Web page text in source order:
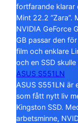
fortfarande klarar
Mint 22.2 ”Zara”.
NVIDIA GeForce
GB passar den
film och enklare
och en SSD
ASUS S551LN
ASUS S551LN är
som fått nytt liv
Kingston SSD.
arbetsminne,